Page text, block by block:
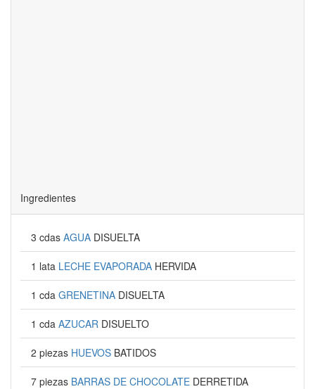
Ingredientes
3 cdas AGUA DISUELTA
1 lata LECHE EVAPORADA HERVIDA
1 cda GRENETINA DISUELTA
1 cda AZUCAR DISUELTO
2 piezas HUEVOS BATIDOS
7 piezas BARRAS DE CHOCOLATE DERRETIDA